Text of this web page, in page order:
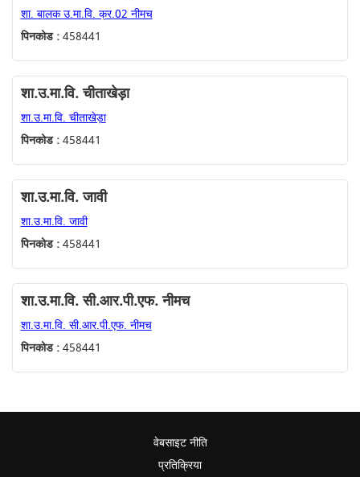
शा. बालक उ.मा.वि. क्र.02 नीमच
पिनकोड :458441
शा.उ.मा.वि. चीताखेड़ा
शा.उ.मा.वि. चीताखेड़ा
पिनकोड :458441
शा.उ.मा.वि. जावी
शा.उ.मा.वि. जावी
पिनकोड :458441
शा.उ.मा.वि. सी.आर.पी.एफ. नीमच
शा.उ.मा.वि. सी.आर.पी.एफ. नीमच
पिनकोड :458441
वेबसाइट नीति
प्रतिक्रिया